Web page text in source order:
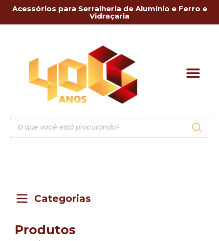
Acessórios para Serralheria de Alumínio e Ferro e
Vidraçaria
Categorias
Produtos